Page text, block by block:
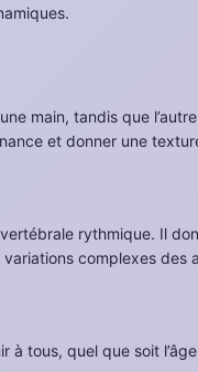
main, tandis que
et donner une
rythmique. Il
complexes des
tous, quel que soit